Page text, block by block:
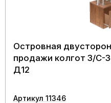
Островная
продажи колгот З/
Д12
Артикул 11346